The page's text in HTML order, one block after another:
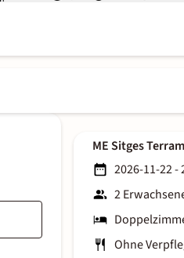
ME Sitges
2026-11-22 -
2
Ohne